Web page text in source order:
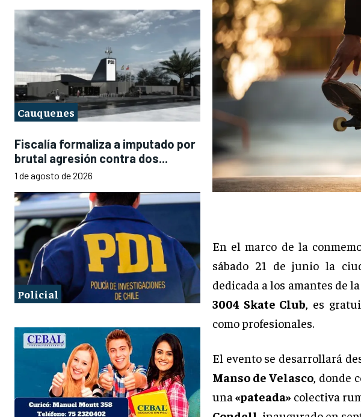
Cauquenes
Fiscalía formaliza a imputado por
brutal agresión contra dos...
1 de agosto de 2026
Policial
En el marco de la
sábado 21 de junio la
dedicada a los amantes de
3004 Skate Club , es
como profesionales.
El evento se desarrollará
Manso de Velasco , donde
una«pateada» colectiva